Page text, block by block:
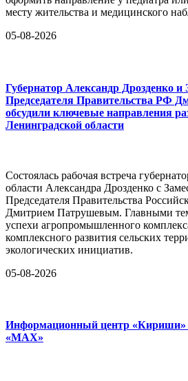
месту жительства и медицинского
05-08-2026
Губернатор Александр Дрозденко и
Председателя Правительства РФ
обсудили ключевые направления
Ленинградской области
Состоялась рабочая встреча
области Александра Дрозденко с
Председателя Правительства
Дмитрием Патрушевым. Главными
успехи агропромышленного
комплексного развития сельских
экологических инициатив.
05-08-2026
Информационный центр «Кириши»
«MAX»